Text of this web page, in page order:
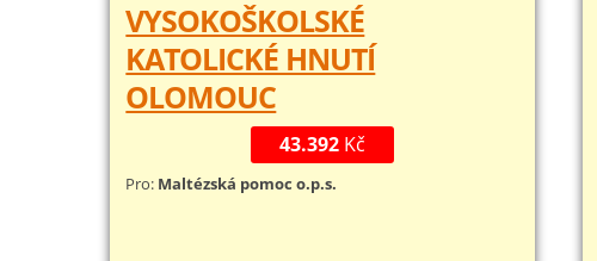
VYSOKOŠKOLSKÉ
KATOLICKÉ HNUTÍ
OLOMOUC
43.392 Kč
Pro: Maltézská pomoc o.p.s.